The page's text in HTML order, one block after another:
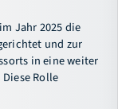
Jahr 2025 die
und zur
in eine weiter
Rolle